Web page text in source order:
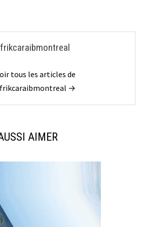
tous les articles de
→
AIMER